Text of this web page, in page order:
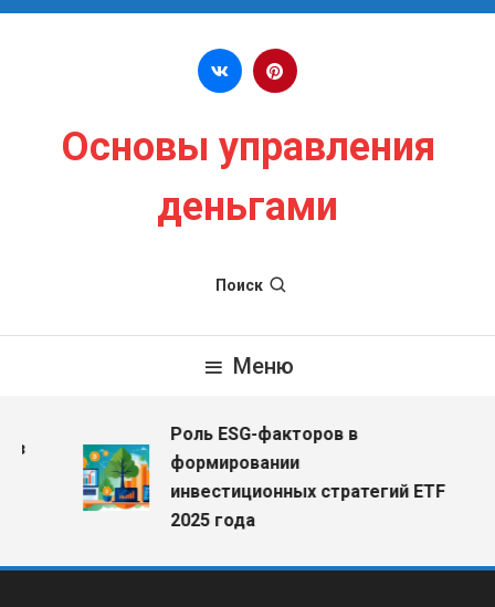
Перейти к содержимому
Основы управления
деньгами
Поиск
Меню
Роль ESG-факторов в
формировании
инвестиционных стратегий ETF
2025 года